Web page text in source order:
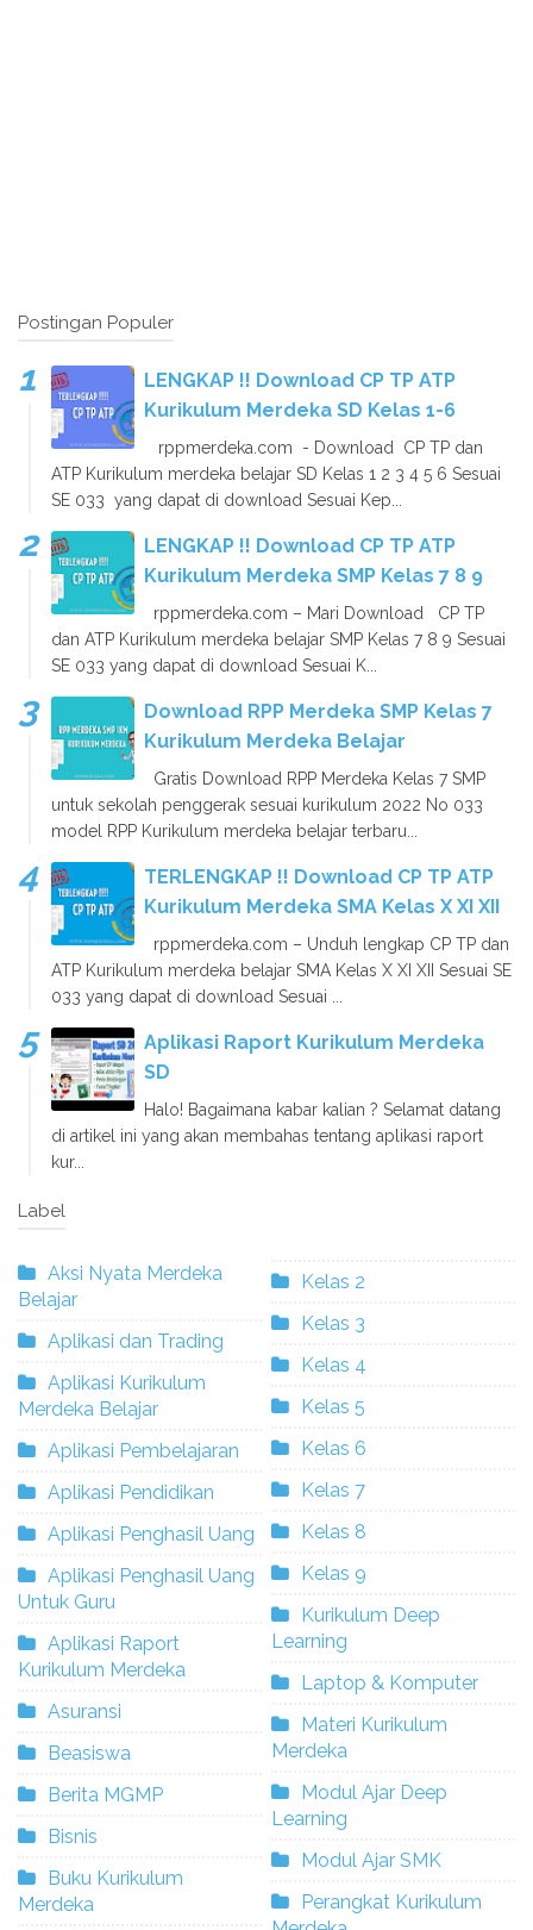
Postingan Populer
LENGKAP !! Download CP TP ATP
Kurikulum Merdeka SD Kelas 1-6
rppmerdeka.com - Download CP TP dan
ATP Kurikulum merdeka belajar SD Kelas 1 2 3 4 5 6 Sesuai
SE 033 yang dapat di download Sesuai Kep...
LENGKAP !! Download CP TP ATP
Kurikulum Merdeka SMP Kelas 7 8 9
rppmerdeka.com – Mari Download CP TP
dan ATP Kurikulum merdeka belajar SMP Kelas 7 8 9 Sesuai
SE 033 yang dapat di download Sesuai K...
Download RPP Merdeka SMP Kelas 7
Kurikulum Merdeka Belajar
Gratis Download RPP Merdeka Kelas 7 SMP
untuk sekolah penggerak sesuai kurikulum 2022 No 033
model RPP Kurikulum merdeka belajar terbaru...
TERLENGKAP !! Download CP TP ATP
Kurikulum Merdeka SMA Kelas X XI XII
rppmerdeka.com – Unduh lengkap CP TP dan
ATP Kurikulum merdeka belajar SMA Kelas X XI XII Sesuai SE
033 yang dapat di download Sesuai ...
Aplikasi Raport Kurikulum Merdeka
SD
Halo! Bagaimana kabar kalian ? Selamat datang
di artikel ini yang akan membahas tentang aplikasi raport
kur...
Label
Aksi Nyata Merdeka
Belajar
Aplikasi dan Trading
Aplikasi Kurikulum
Merdeka Belajar
Aplikasi Pembelajaran
Aplikasi Pendidikan
Aplikasi Penghasil Uang
Aplikasi Penghasil Uang
Untuk Guru
Aplikasi Raport
Kurikulum Merdeka
Asuransi
Beasiswa
Berita MGMP
Bisnis
Buku Kurikulum
Merdeka
Kelas 2
Kelas 3
Kelas 4
Kelas 5
Kelas 6
Kelas 7
Kelas 8
Kelas 9
Kurikulum Deep
Learning
Laptop & Komputer
Materi Kurikulum
Merdeka
Modul Ajar Deep
Learning
Modul Ajar SMK
Perangkat Kurikulum